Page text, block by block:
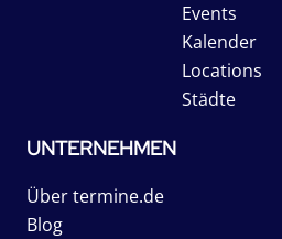
Events
Kalender
Locations
Städte
UNTERNEHMEN
Über termine.de
Blog